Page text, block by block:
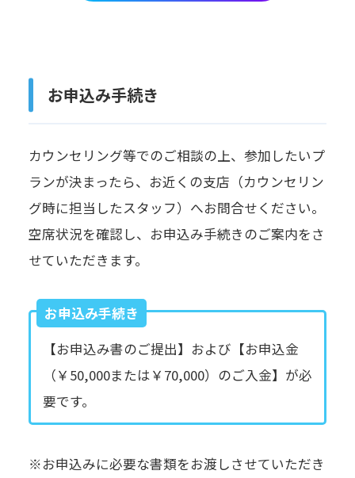
お申込み手続き
カウンセリング等でのご相談の上、参加したいプ
ランが決まったら、お近くの支店（カウンセリン
グ時に担当したスタッフ）へお問合せください。
空席状況を確認し、お申込み手続きのご案内をさ
せていただきます。
お申込み手続き
【お申込み書のご提出】および【お申込金
（￥50,000または￥70,000）のご入金】が必
要です。
※お申込みに必要な書類をお渡しさせていただき